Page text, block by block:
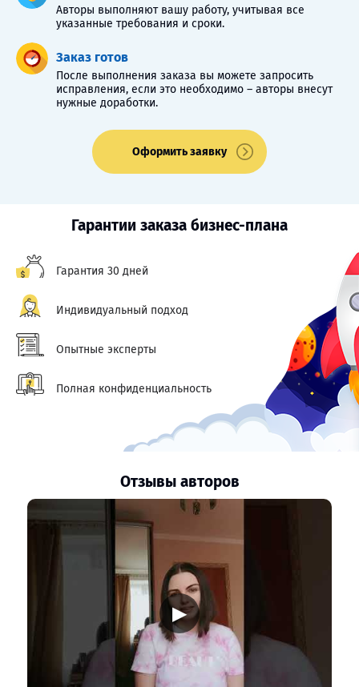
Авторы выполняют вашу работу, учитывая все
указанные требования и сроки.
Заказ готов
После выполнения заказа вы можете запросить
исправления, если это необходимо – авторы внесут
нужные доработки.
Оформить заявку
Гарантии заказа бизнес-плана
Гарантия 30 дней
Индивидуальный подход
Опытные эксперты
Полная конфиденциальность
Отзывы авторов
▶